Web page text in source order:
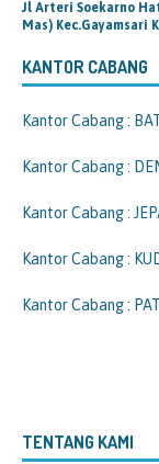
Jl Arteri Soekarno
Mas) Kec.Gayamsari
KANTOR CABANG
Kantor Cabang :
Kantor Cabang :
Kantor Cabang :
Kantor Cabang :
Kantor Cabang : PATI
TENTANG KAMI